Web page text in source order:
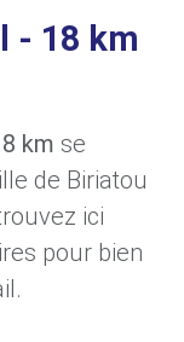
- 18 km
km se
de Biriatou
ici
pour bien